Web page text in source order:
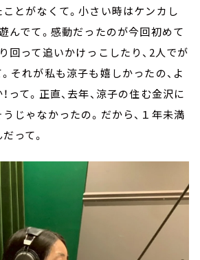
とがなくて。小さい時はケンカし
んでて。感動だったのが今回初めて
回って追いかけっこしたり、2人でが
それが私も涼子も嬉しかったの、よ
って。正直、去年、涼子の住む金沢に
じゃなかったの。だから、１年未満
って。